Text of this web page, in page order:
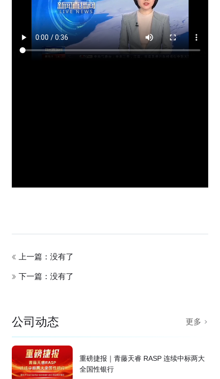
上一篇：没有了
下一篇：没有了
公司动态 更多
重磅捷报｜青藤天睿 RASP 连续中标两大
全国性银行